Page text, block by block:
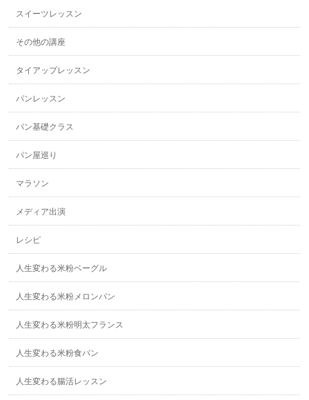
スイーツレッスン
その他の講座
タイアップレッスン
パンレッスン
パン基礎クラス
パン屋巡り
マラソン
メディア出演
レシピ
人生変わる米粉ベーグル
人生変わる米粉メロンパン
人生変わる米粉明太フランス
人生変わる米粉食パン
人生変わる腸活レッスン